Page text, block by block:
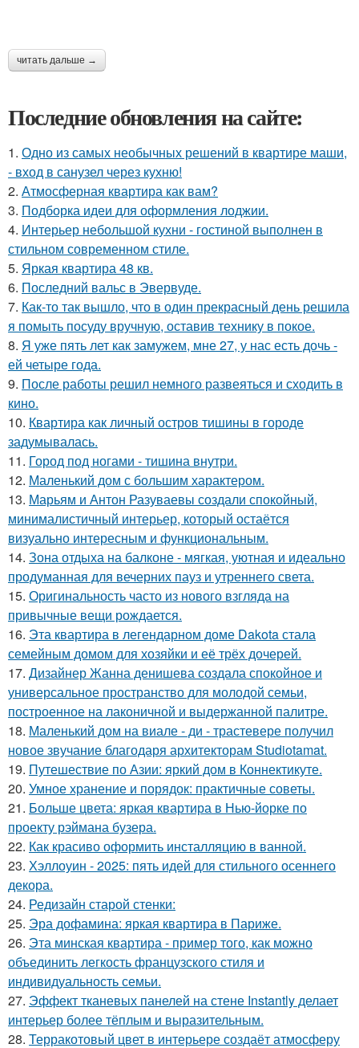
читать дальше →
Последние обновления на сайте:
1. Одно из самых необычных решений в квартире маши,
- вход в санузел через кухню!
2. Атмосферная квартира как вам?
3. Подборка идеи для оформления лоджии.
4. Интерьер небольшой кухни - гостиной выполнен в
стильном современном стиле.
5. Яркая квартира 48 кв.
6. Последний вальс в Эвервуде.
7. Как-то так вышло, что в один прекрасный день решила
я помыть посуду вручную, оставив технику в покое.
8. Я уже пять лет как замужем, мне 27, у нас есть дочь -
ей четыре года.
9. После работы решил немного развеяться и сходить в
кино.
10. Квартира как личный остров тишины в городе
задумывалась.
11. Город под ногами - тишина внутри.
12. Маленький дом с большим характером.
13. Марьям и Антон Разуваевы создали спокойный,
минималистичный интерьер, который остаётся
визуально интересным и функциональным.
14. Зона отдыха на балконе - мягкая, уютная и идеально
продуманная для вечерних пауз и утреннего света.
15. Оригинальность часто из нового взгляда на
привычные вещи рождается.
16. Эта квартира в легендарном доме Dakota стала
семейным домом для хозяйки и её трёх дочерей.
17. Дизайнер Жанна денишева создала спокойное и
универсальное пространство для молодой семьи,
построенное на лаконичной и выдержанной палитре.
18. Маленький дом на виале - ди - трастевере получил
новое звучание благодаря архитекторам Studiotamat.
19. Путешествие по Азии: яркий дом в Коннектикуте.
20. Умное хранение и порядок: практичные советы.
21. Больше цвета: яркая квартира в Нью-йорке по
проекту рэймана бузера.
22. Как красиво оформить инсталляцию в ванной.
23. Хэллоуин - 2025: пять идей для стильного осеннего
декора.
24. Редизайн старой стенки:
25. Эра дофамина: яркая квартира в Париже.
26. Эта минская квартира - пример того, как можно
объединить легкость французского стиля и
индивидуальность семьи.
27. Эффект тканевых панелей на стене Instantly делает
интерьер более тёплым и выразительным.
28. Терракотовый цвет в интерьере создаёт атмосферу